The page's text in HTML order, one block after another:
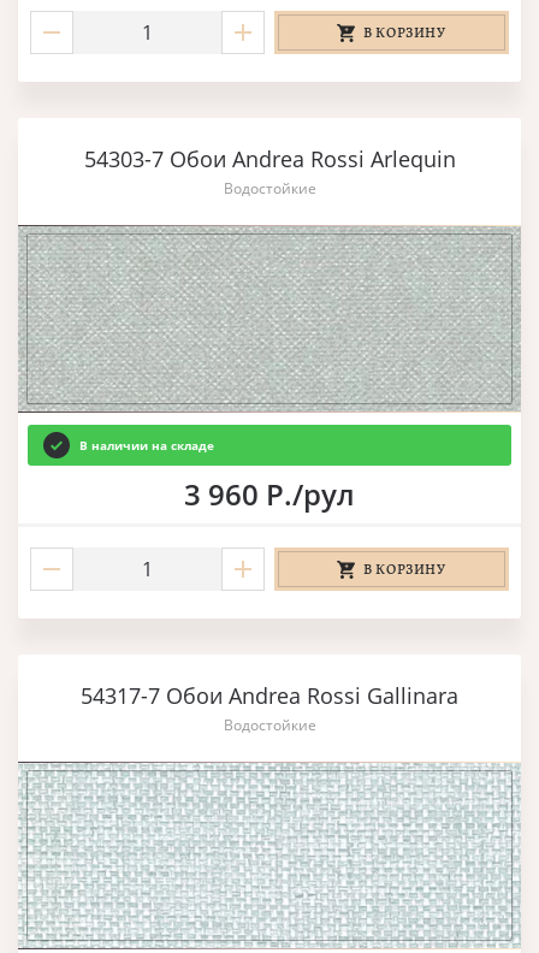
В КОРЗИНУ
54303-7 Обои Andrea Rossi Arlequin
Водостойкие
В наличии на складе
3 960 Р./рул
В КОРЗИНУ
54317-7 Обои Andrea Rossi Gallinara
Водостойкие